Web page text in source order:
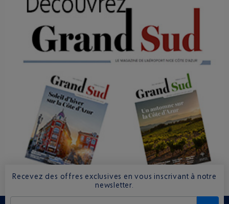
Recevez des offres exclusives en vous inscrivant à notre
newsletter.